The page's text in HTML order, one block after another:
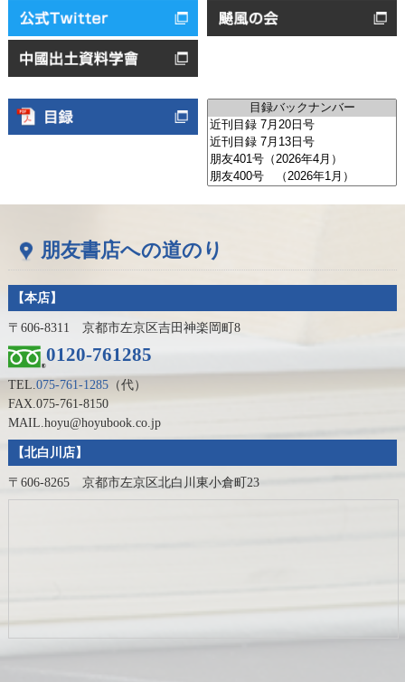
朋友書店への道のり
【本店】
〒606-8311 京都市左京区吉田神楽岡町8
0120-761285
TEL.075-761-1285（代）
FAX.075-761-8150
MAIL.hoyu@hoyubook.co.jp
【北白川店】
〒606-8265 京都市左京区北白川東小倉町23